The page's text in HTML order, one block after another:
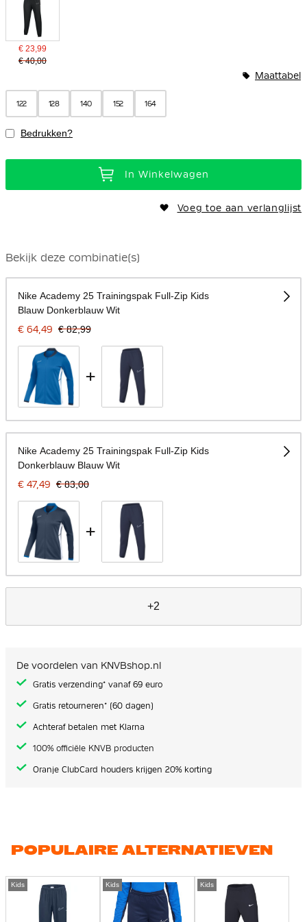
€ 23,99
€ 40,00
122 128 140 152 164
Maattabel
Bedrukken?
In Winkelwagen
Voeg toe aan verlanglijst
Bekijk deze combinatie(s)
Nike Academy 25 Trainingspak Full-Zip Kids
Blauw Donkerblauw Wit
€ 64,49 € 82,99
+
Nike Academy 25 Trainingspak Full-Zip Kids
Donkerblauw Blauw Wit
€ 47,49 € 83,00
+
+2
De voordelen van KNVBshop.nl
Gratis verzending* vanaf 69 euro
Gratis retourneren* (60 dagen)
Achteraf betalen met Klarna
100% officiële KNVB producten
Oranje ClubCard houders krijgen 20% korting
POPULAIRE ALTERNATIEVEN
Kids Kids Kids